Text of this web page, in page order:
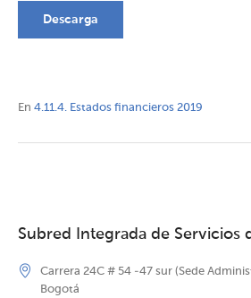
Descarga
En 4.11.4. Estados financieros 2019
Subred Integrada de Servicios
Carrera 24C # 54 -47 sur (Sede
Bogotá